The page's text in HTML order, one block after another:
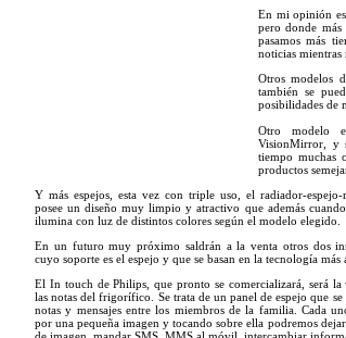
En mi opinión
pero donde
pasamos más
noticias mientras
Otros modelos
también se
posibilidades de
Otro modelo
VisionMirror,
y
tiempo muchas
productos
Y más espejos, esta vez con triple uso, el radiador-espejo-
posee un diseño muy limpio y atractivo que además
ilumina con luz de distintos colores según el modelo elegido.
En un futuro muy próximo saldrán a la venta otros dos
cuyo soporte es el espejo y que se basan en la tecnología más
El In touch de Philips, que pronto se comercializará, será
las notas del frigorífico. Se trata de un panel de espejo que
notas y mensajes entre los miembros de la familia. Cada
por una pequeña imagen y tocando sobre ella podremos